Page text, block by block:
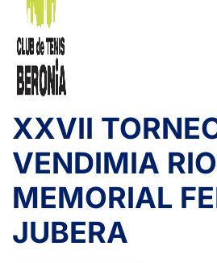
XXVII
VENDIMIA
MEMORIAL
JUBERA